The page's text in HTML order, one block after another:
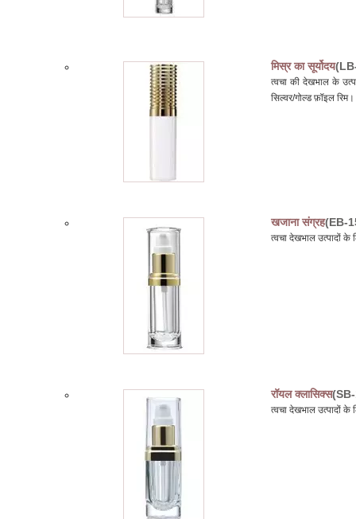
मिस्र का सूर्योदय
त्वचा की देखभाल के
सिल्वर/गोल्ड फ़ॉइल रिम।
खजाना संग्रह(EB-
त्वचा देखभाल उत्पादों के
रॉयल क्लासिक्स
त्वचा देखभाल उत्पादों के